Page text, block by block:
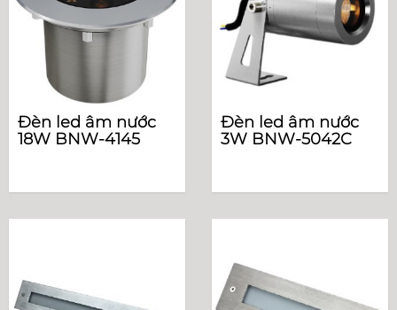
Đèn led âm nước
18W BNW-4145
Đèn led âm nước
3W BNW-5042C